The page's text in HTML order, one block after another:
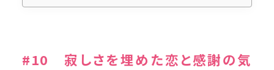
#10 寂しさを埋めた恋と感謝の気